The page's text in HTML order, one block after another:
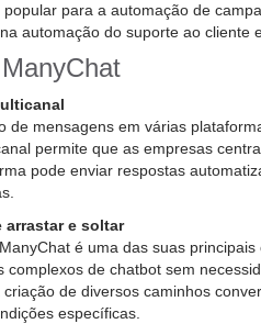
para a automação de
automação do suporte ao cliente
de mensagens em várias
permite que as empresas
pode enviar respostas
e soltar
é uma das suas
complexos de chatbot sem
de diversos caminhos
específicas.